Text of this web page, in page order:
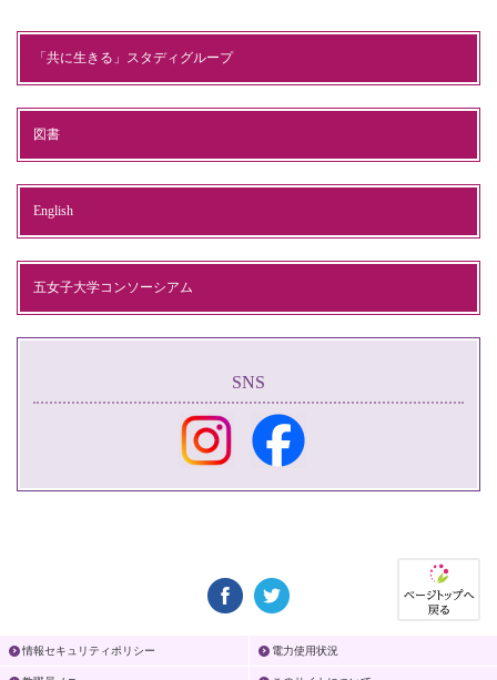
「共に生きる」スタディグループ
図書
English
五女子大学コンソーシアム
SNS
情報セキュリティポリシー 電力使用状況